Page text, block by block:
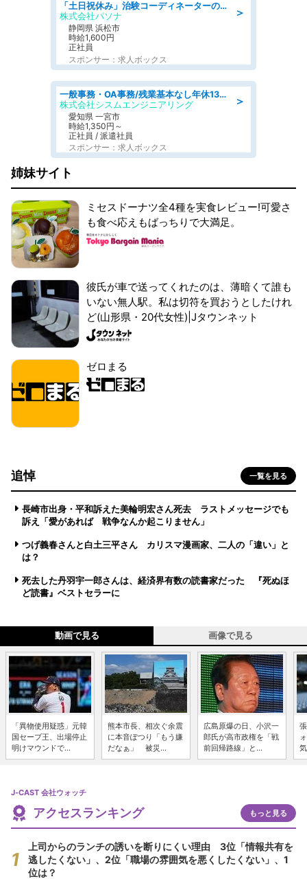
＞
「土日祝休み」治験コーディネーターのお仕事/未経験OK
株式会社パソナ
静岡県 浜松市
時給1,600円
正社員
スポンサー：求人ボックス
＞
一般事務・OA事務/残業基本なし年休130日社保完備の一般・調達事務
株式会社シスムエンジニアリング
愛知県 一宮市
時給1,350円～
正社員 / 派遣社員
スポンサー：求人ボックス
姉妹サイト
ミセスドーナツ全4種を実食レビュー!可愛さ
も食べ応えもばっちりで大満足。
彼氏が車で送ってくれたのは、薄暗くて誰も
いない無人駅。私は切符を買おうとしたけれ
ど(山形県・20代女性)|Jタウンネット
ゼロまる
追悼 一覧を見る
長崎市出身・平和訴えた美輪明宏さん死去 ラストメッセージでも
訴え「愛があれば 戦争なんか起こりません」
つげ義春さんと白土三平さん カリスマ漫画家、二人の「違い」と
は？
死去した丹羽宇一郎さんは、経済界有数の読書家だった 『死ぬほ
ど読書』ベストセラーに
動画で見る 画像で見る
「異物使用疑惑」元韓
国セーブ王、出場停止
明けマウンドで...
熊本市長、相次ぐ余震
に本音ぽつり「もう嫌
だなぁ」 被災...
広島原爆の日、小沢一
郎氏が高市政権を「戦
前回帰路線」と...
J-CAST 会社ウォッチ
アクセスランキング もっと見る
上司からのランチの誘いを断りにくい理由 3位「情報共有を
逃したくない」、2位「職場の雰囲気を悪くしたくない」、1
位は？